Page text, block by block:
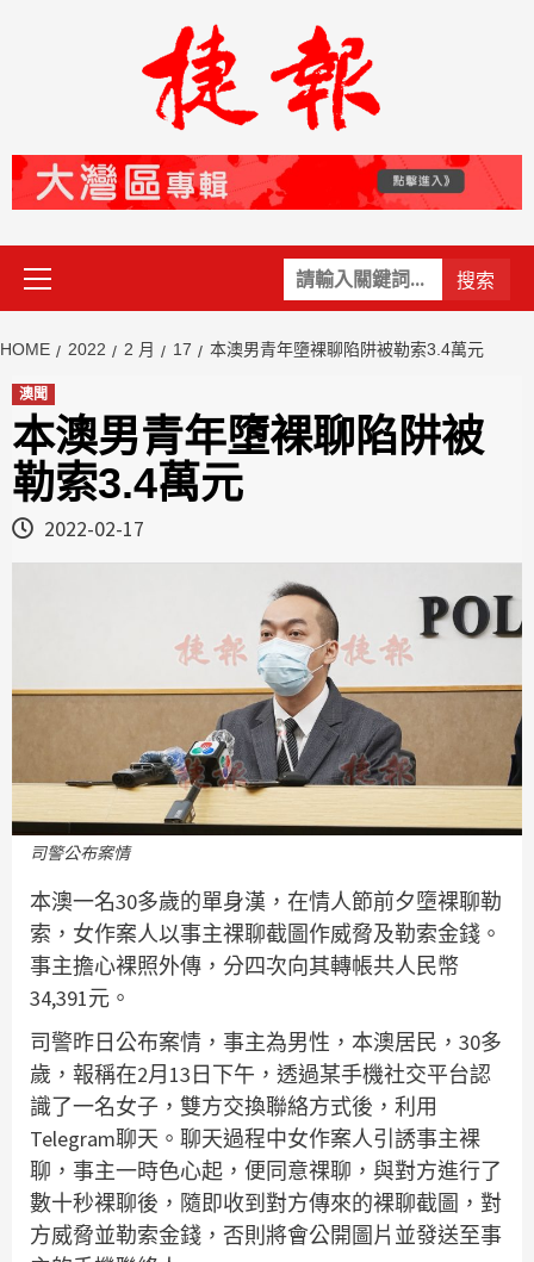
關
鍵
Primary
Menu
HOME 2022 2 月 17 本澳男青年墮裸聊陷阱被勒索3.4萬元
澳聞
本澳男青年墮裸聊陷阱被
勒索3.4萬元
2022-02-17
司警公布案情
本澳一名30多歲的單身漢，在情人節前夕墮裸聊勒
索，女作案人以事主祼聊截圖作威脅及勒索金錢。
事主擔心裸照外傳，分四次向其轉帳共人民幣
34,391元。
司警昨日公布案情，事主為男性，本澳居民，30多
歲，報稱在2月13日下午，透過某手機社交平台認
識了一名女子，雙方交換聯絡方式後，利用
Telegram聊天。聊天過程中女作案人引誘事主裸
聊，事主一時色心起，便同意祼聊，與對方進行了
數十秒裸聊後，隨即收到對方傳來的裸聊截圖，對
方威脅並勒索金錢，否則將會公開圖片並發送至事